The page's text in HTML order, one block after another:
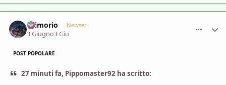
Grimorio Newser
3 Giugno3 Giu
POST POPOLARE
27 minuti fa, Pippomaster92 ha scritto: